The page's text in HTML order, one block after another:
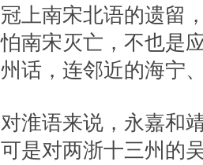
冠上南宋北语的遗留
怕南宋灭亡，不也是
州话，连邻近的海宁
对淮语来说，永嘉和
可是对两浙十三州的